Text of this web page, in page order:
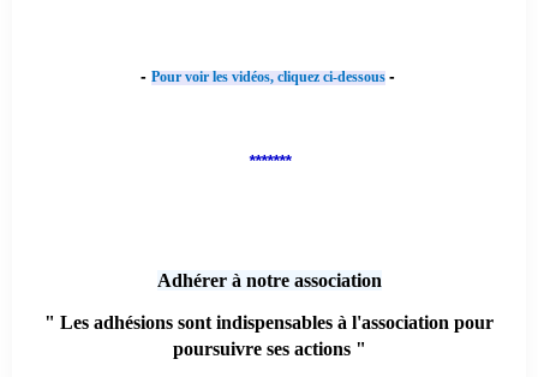
- Pour voir les vidéos, cliquez ci-dessous -
*******
Adhérer à notre association
" Les adhésions sont indispensables à l'association pour
poursuivre ses actions "